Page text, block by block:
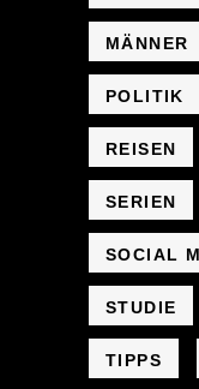
MÄNNER
POLITIK
REISEN
SERIEN
SOCIAL
STUDIE
TIPPS